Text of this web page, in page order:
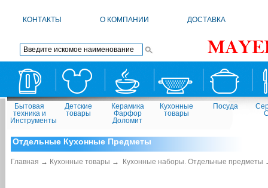
КОНТАКТЫ О КОМПАНИИ ДОСТАВКА
Бытовая
техника и
Инструменты
Детские
товары
Керамика
Фарфор
Доломит
Кухонные
товары
Посуда
Отдельные Кухонные Предметы
Главная → Кухонные товары → Кухонные наборы. Отдельные предметы